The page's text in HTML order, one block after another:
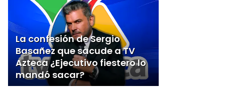
La confesión de Sergio
Basañez que sacude a TV
Azteca ¿Ejecutivo fiestero lo
mandó sacar?